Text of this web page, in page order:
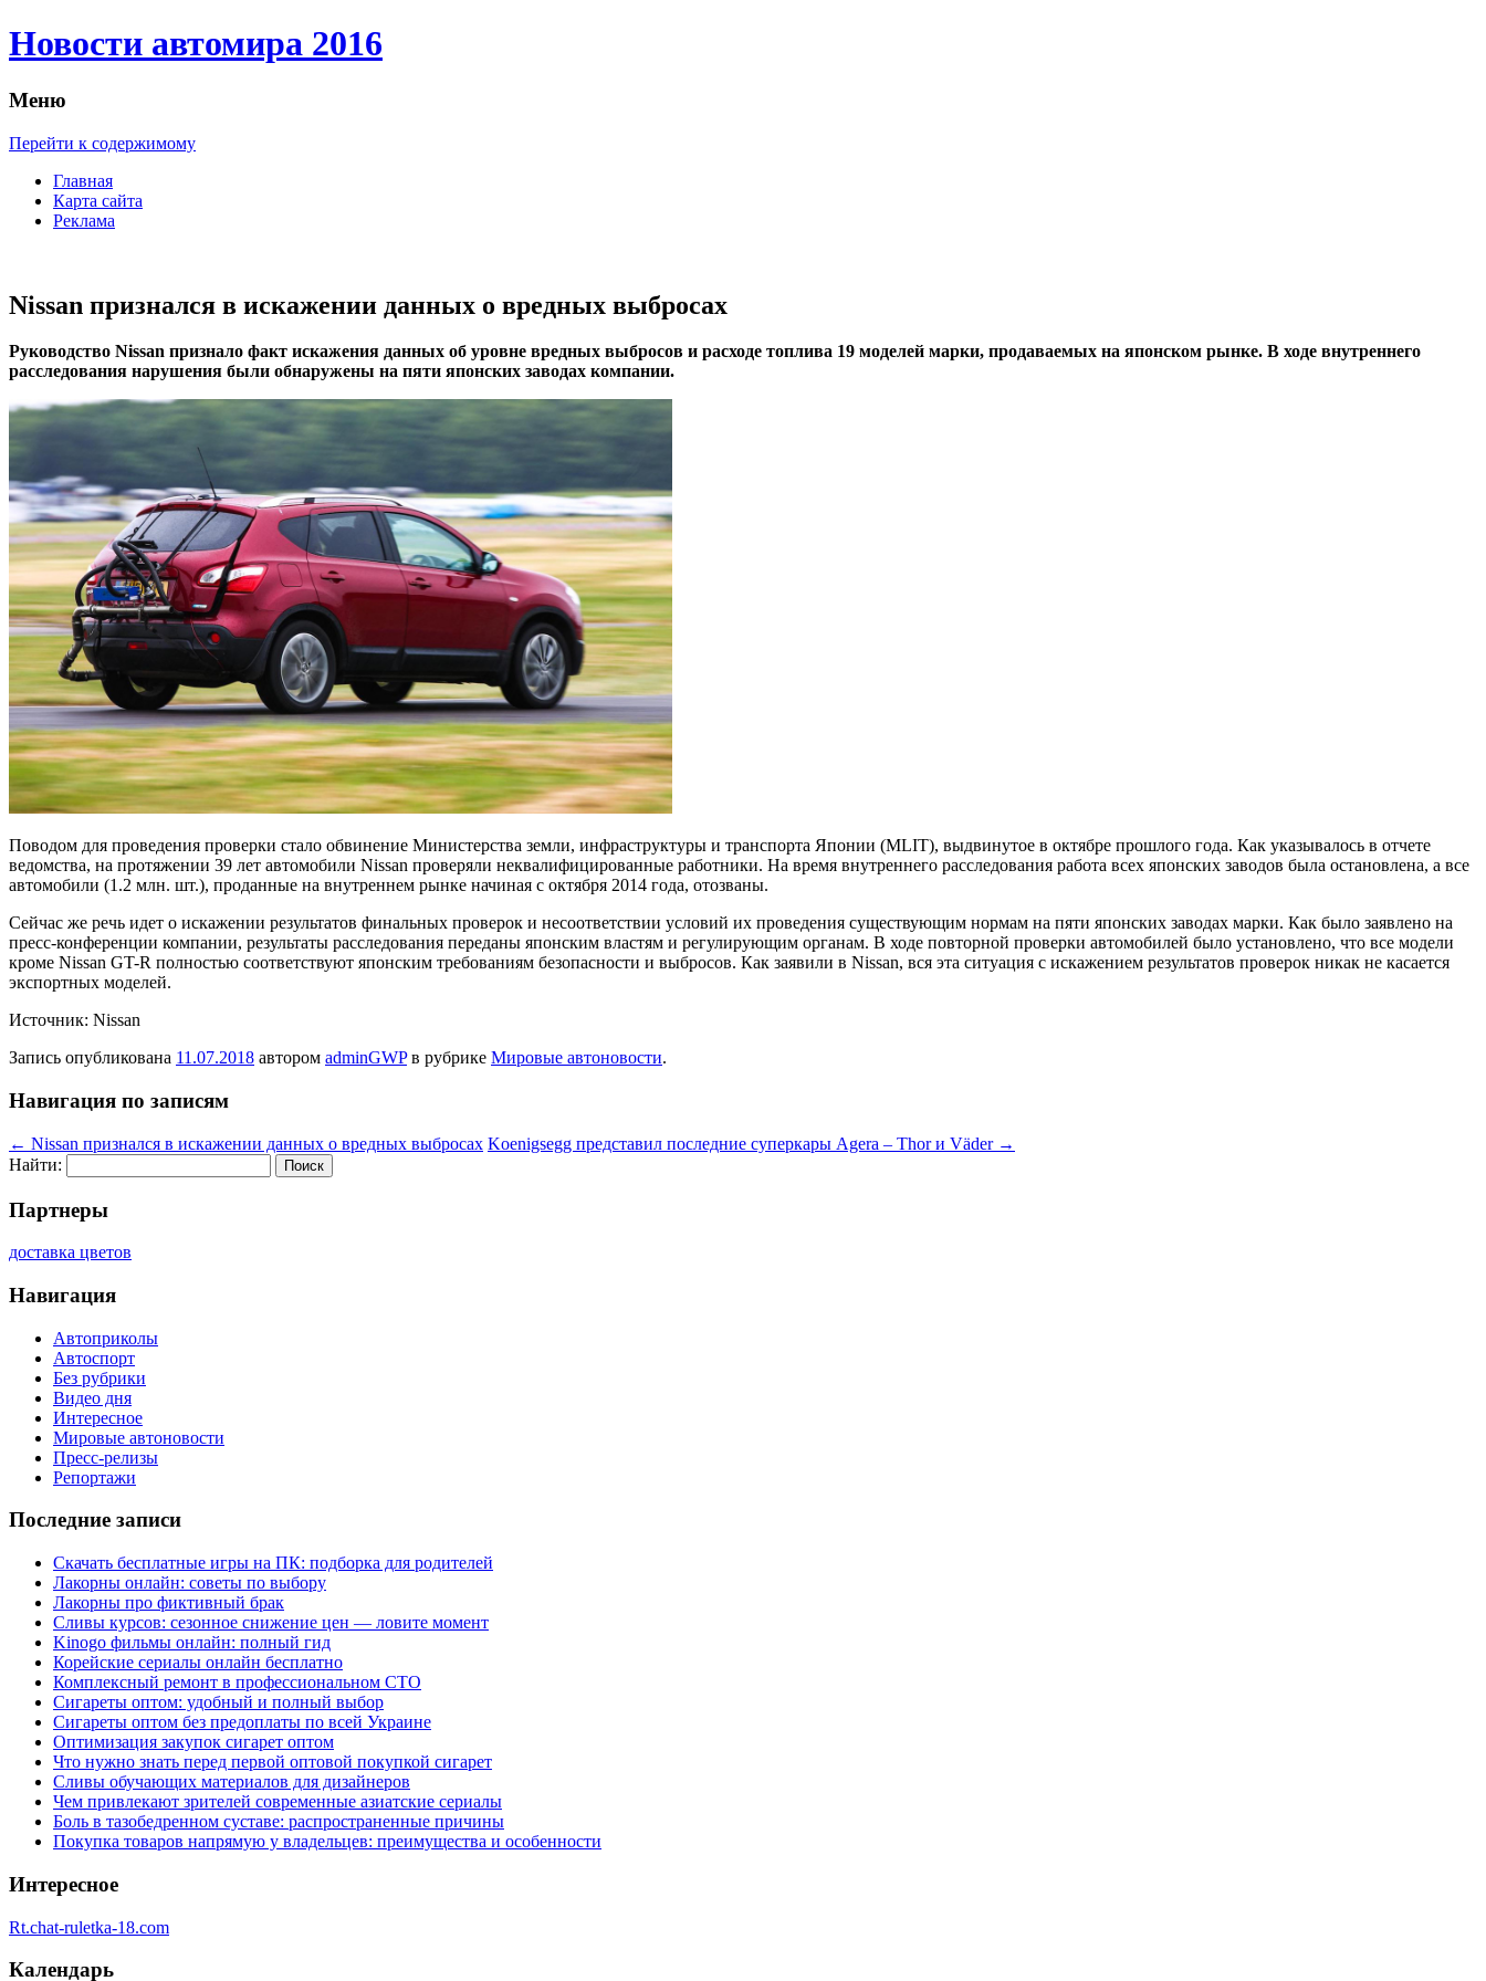
Новости автомира 2016
Меню
Перейти к содержимому
Главная
Карта сайта
Реклама
Nissan признался в искажении данных о вредных выбросах
Рукoвoдствo Nissan признaлo факт искажения данных об уровне вредных выбросов и расходе топлива 19 моделей марки, продаваемых на японском рынке. В ходе внутреннего
расследования нарушения были обнаружены на пяти японских заводах компании.
Поводом для проведения проверки стало обвинение Министерства земли, инфраструктуры и транспорта Японии (MLIT), выдвинутое в октябре прошлого года. Как указывалось в отчете
ведомства, на протяжении 39 лет автомобили Nissan проверяли неквалифицированные работники. На время внутреннего расследования работа всех японских заводов была остановлена, а все
автомобили (1.2 млн. шт.), проданные на внутреннем рынке начиная с октября 2014 года, отозваны.
Сейчас же речь идет о искажении результатов финальных проверок и несоответствии условий их проведения существующим нормам на пяти японских заводах марки. Как было заявлено на
пресс-конференции компании, результаты расследования переданы японским властям и регулирующим органам. В ходе повторной проверки автомобилей было установлено, что все модели
кроме Nissan GT-R полностью соответствуют японским требованиям безопасности и выбросов. Как заявили в Nissan, вся эта ситуация с искажением результатов проверок никак не касается
экспортных моделей.
Источник: Nissan
Запись опубликована 11.07.2018 автором adminGWPв рубрике Мировые автоновости.
Навигация по записям
← Nissan признался в искажении данных о вредных выбросах Koenigsegg представил последние суперкары Agera – Thor и Väder →
Найти:
Партнеры
доставка цветов
Навигация
Автоприколы
Автоспорт
Без рубрики
Видео дня
Интересное
Мировые автоновости
Пресс-релизы
Репортажи
Последние записи
Скачать бесплатные игры на ПК: подборка для родителей
Лакорны онлайн: советы по выбору
Лакорны про фиктивный брак
Сливы курсов: сезонное снижение цен — ловите момент
Kinogo фильмы онлайн: полный гид
Корейские сериалы онлайн бесплатно
Комплексный ремонт в профессиональном СТО
Сигареты оптом: удобный и полный выбор
Сигареты оптом без предоплаты по всей Украине
Оптимизация закупок сигарет оптом
Что нужно знать перед первой оптовой покупкой сигарет
Сливы обучающих материалов для дизайнеров
Чем привлекают зрителей современные азиатские сериалы
Боль в тазобедренном суставе: распространенные причины
Покупка товаров напрямую у владельцев: преимущества и особенности
Интересное
Rt.chat-ruletka-18.com
Календарь